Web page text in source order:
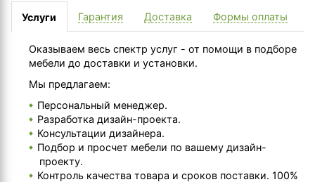
Услуги
Оказываем весь спектр услуг - от помощи в подборе
мебели до доставки и установки.
Мы предлагаем:
Персональный менеджер.
Разработка дизайн-проекта.
Консультации дизайнера.
Подбор и просчет мебели по вашему дизайн-
проекту.
Контроль качества товара и сроков поставки. 100%
Гарантия Доставка Формы оплаты